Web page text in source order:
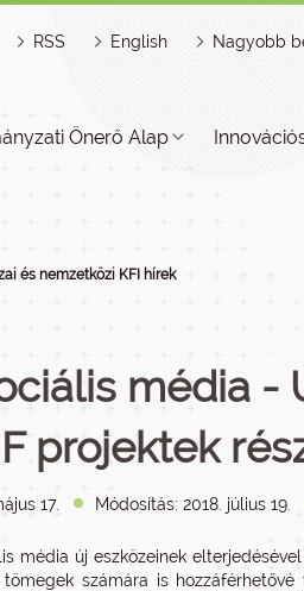
RSS English Nagyobb
Önerő Alap
és nemzetközi KFI hírek
média -
F projektek
17. Módosítás: 2018. július 19.
média új eszközeinek
számára is